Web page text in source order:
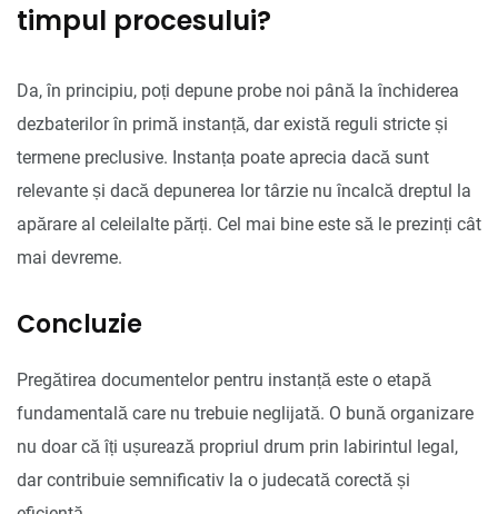
timpul procesului?
Da, în principiu, poți depune probe noi până la închiderea
dezbaterilor în primă instanță, dar există reguli stricte și
termene preclusive. Instanța poate aprecia dacă sunt
relevante și dacă depunerea lor târzie nu încalcă dreptul la
apărare al celeilalte părți. Cel mai bine este să le prezinți cât
mai devreme.
Concluzie
Pregătirea documentelor pentru instanță este o etapă
fundamentală care nu trebuie neglijată. O bună organizare
nu doar că îți ușurează propriul drum prin labirintul legal,
dar contribuie semnificativ la o judecată corectă și